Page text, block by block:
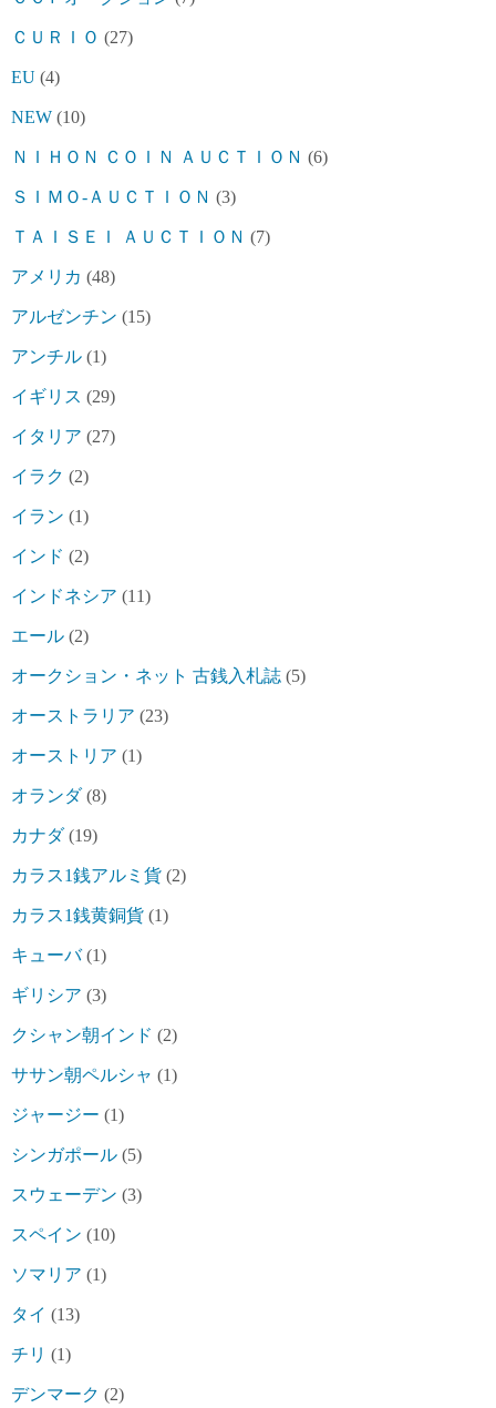
ＣＵＲＩＯ (27)
EU (4)
NEW (10)
ＮＩＨＯＮ ＣＯＩＮ ＡＵＣＴＩＯＮ (6)
ＳＩＭＯ-ＡＵＣＴＩＯＮ (3)
ＴＡＩＳＥＩ ＡＵＣＴＩＯＮ (7)
アメリカ (48)
アルゼンチン (15)
アンチル (1)
イギリス (29)
イタリア (27)
イラク (2)
イラン (1)
インド (2)
インドネシア (11)
エール (2)
オークション・ネット 古銭入札誌 (5)
オーストラリア (23)
オーストリア (1)
オランダ(8)
カナダ(19)
カラス1銭アルミ貨 (2)
カラス1銭黄銅貨 (1)
キューバ(1)
ギリシア (3)
クシャン朝インド (2)
ササン朝ペルシャ (1)
ジャージー (1)
シンガポール (5)
スウェーデン (3)
スペイン (10)
ソマリア (1)
タイ (13)
チリ (1)
デンマーク (2)